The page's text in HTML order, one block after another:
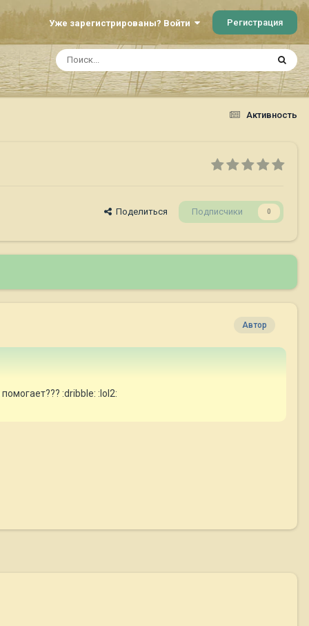
Уже зарегистрированы? Войти Регистрация
Активность
Поделиться Подписчики 0
Автор
:dribble: :lol2: